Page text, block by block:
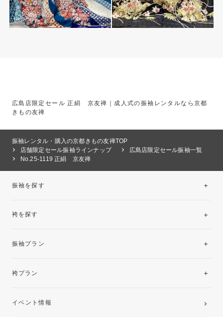
広島店限定セール 正絹 京友禅｜成人式の振袖レンタルなら京都
きもの友禅
振袖レンタル・購入の京都きもの友禅TOP
店舗限定セール振袖ラインナップ
広島店限定セール振袖一覧
No.25-1119 正絹 京友禅
振袖を探す
袴を探す
振袖プラン
レンタルプラン
袴プラン
卒業袴レンタルプラン
イベント情報